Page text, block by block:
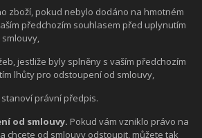
zboží, pokud nebylo dodáno na hmotném
předchozím souhlasem před uplynutím
jestliže byly splněny s vaším předchozím
lhůty pro odstoupení od smlouvy,
právní předpis.
od smlouvy. Pokud vám vzniklo právo na
chcete od smlouvy odstoupit, můžete tak